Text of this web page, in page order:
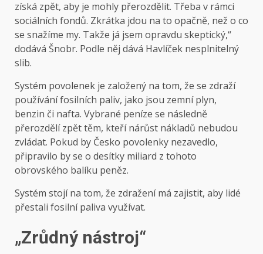
získá zpět, aby je mohly přerozdělit. Třeba v rámci
sociálních fondů. Zkrátka jdou na to opačně, než o co
se snažíme my. Takže já jsem opravdu skeptický,“
dodává Šnobr. Podle něj dává Havlíček nesplnitelný
slib.
Systém povolenek je založený na tom, že se zdraží
používání fosilních paliv, jako jsou zemní plyn,
benzin či nafta. Vybrané peníze se následně
přerozdělí zpět těm, kteří nárůst nákladů nebudou
zvládat. Pokud by Česko povolenky nezavedlo,
připravilo by se o desítky miliard z tohoto
obrovského balíku peněz.
Systém stojí na tom, že zdražení má zajistit, aby lidé
přestali fosilní paliva využívat.
„Zrůdný nástroj“